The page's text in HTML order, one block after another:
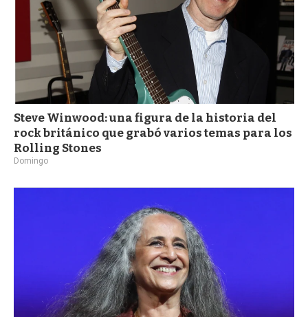
Steve Winwood: una figura de la historia del
rock británico que grabó varios temas para los
Rolling Stones
Domingo